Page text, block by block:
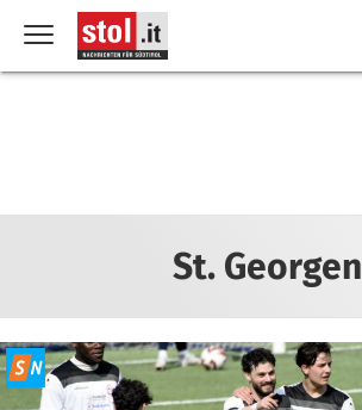
St. Georgen